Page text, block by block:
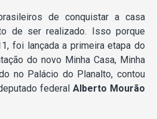
de conquistar a casa
de ser realizado. Isso porque
foi lançada a primeira etapa do
do novo Minha Casa, Minha
no Palácio do Planalto, contou
federal Alberto Mourão